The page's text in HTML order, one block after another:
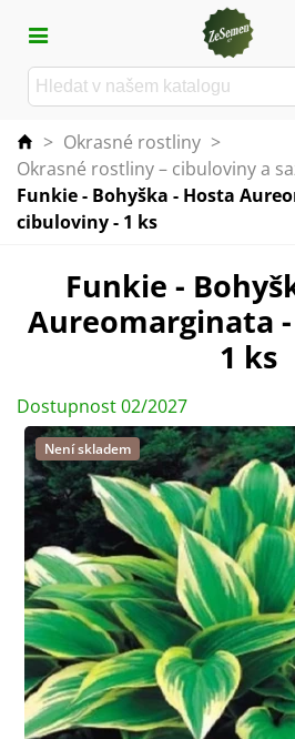
> Okrasné rostliny >
Okrasné rostliny – cibuloviny a
Funkie - Bohyška - Hosta
cibuloviny - 1 ks
Funkie -
Aureomarginata
1 ks
Dostupnost 02/2027
Není skladem